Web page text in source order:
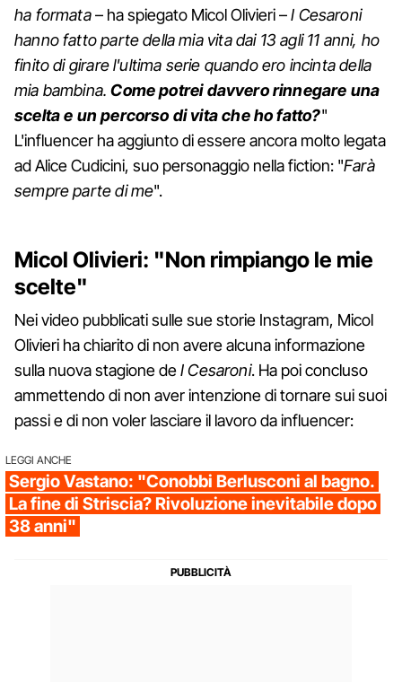
ha formata– ha spiegato Micol Olivieri –I Cesaroni
hanno fatto parte della mia vita dai 13 agli 11 anni, ho
finito di girare l'ultima serie quando ero incinta della
mia bambina.Come potrei davvero rinnegare una
scelta e un percorso di vita che ho fatto?"
L'influencer ha aggiunto di essere ancora molto legata
ad Alice Cudicini, suo personaggio nella fiction: "Farà
sempre parte di me".
Micol Olivieri: "Non rimpiango le mie
scelte"
Nei video pubblicati sulle sue storie Instagram, Micol
Olivieri ha chiarito di non avere alcuna informazione
sulla nuova stagione deI Cesaroni. Ha poi concluso
ammettendo di non aver intenzione di tornare sui suoi
passi e di non voler lasciare il lavoro da influencer:
LEGGI ANCHE
Sergio Vastano: "Conobbi Berlusconi al bagno.
La fine di Striscia? Rivoluzione inevitabile dopo
38 anni"